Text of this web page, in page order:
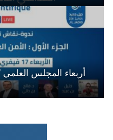
أربعاء المجلس العلمي